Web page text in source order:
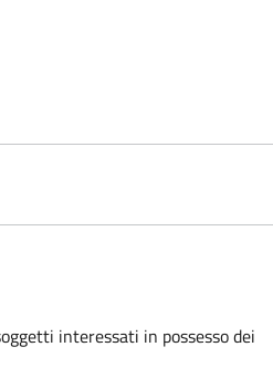
interessati in possesso dei